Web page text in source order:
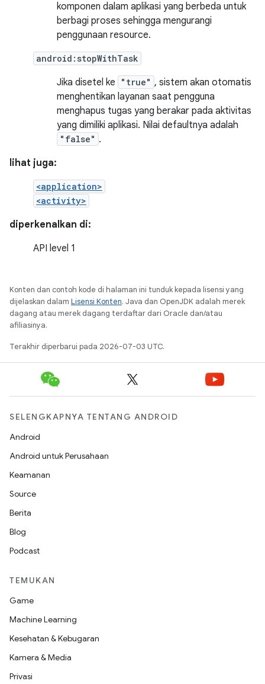
komponen dalam aplikasi yang berbeda untuk
berbagi proses sehingga mengurangi
penggunaan resource.
android:stopWithTask
Jika disetel ke "true" , sistem akan otomatis
menghentikan layanan saat pengguna
menghapus tugas yang berakar pada aktivitas
yang dimiliki aplikasi. Nilai defaultnya adalah
"false" .
lihat juga:
<application>
<activity>
diperkenalkan di:
API level 1
Konten dan contoh kode di halaman ini tunduk kepada lisensi yang
dijelaskan dalam Lisensi Konten. Java dan OpenJDK adalah merek
dagang atau merek dagang terdaftar dari Oracle dan/atau
afiliasinya.
Terakhir diperbarui pada 2026-07-03 UTC.
SELENGKAPNYA TENTANG ANDROID
Android
Android untuk Perusahaan
Keamanan
Source
Berita
Blog
Podcast
TEMUKAN
Game
Machine Learning
Kesehatan & Kebugaran
Kamera & Media
Privasi